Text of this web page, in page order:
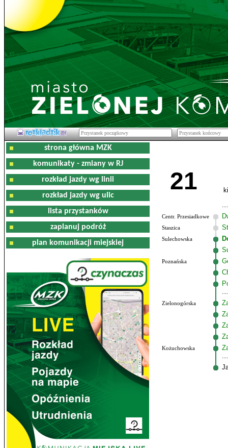
strona główna MZK
komunikaty - zmiany w RJ
rozkład jazdy wg linii
rozkład jazdy wg ulic
lista przystanków
zaplanuj podróż
plan komunikacji miejskiej
21
Centr. Przesiadkowe
Staszica
Sulechowska
Poznańska
Zielonogórska
Kożuchowska